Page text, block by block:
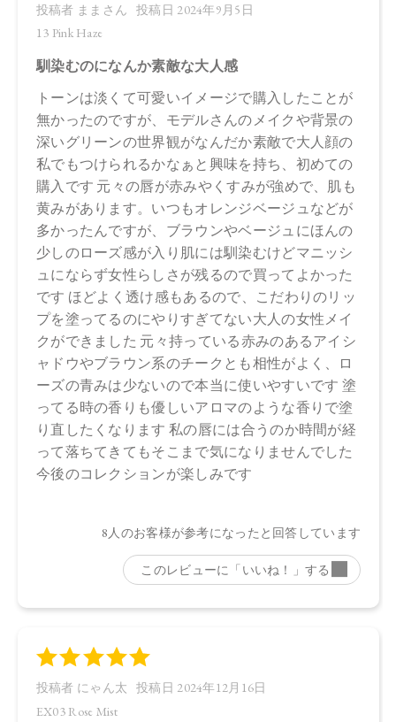
酸／カプリン酸）グリセリル、ダイマージリノール酸（フィ
トステリル／イソステアリル／セチル／ステアリル／ベヘニ
マワリ種子ロウ、シリカ、キャンデリラロウエキス、キャン
デリラロウ炭化水素、セスキイソステアリン酸ソルビタン、
ラベンダー油、ニオイテンジクアオイ油、ベルガモット果皮
油、ミツロウ、イランイラン花油、トコフェロール、水酸化
Ａｌ、アオモジ果実油、オプンチアフィクスインジカ種子
油、ホホバ種子油、ローズマリー葉油、オリーブ果実油、カ
ニナバラ果実油、マイカ、酸化チタン、黄４、赤２０２、酸
化鉄
・EX03 Rose Mist
トリイソステアリン酸ポリグリセリル－２、トリ（カプリル
酸／カプリン酸）グリセリル、ダイマージリノール酸（フィ
トステリル／イソステアリル／セチル／ステアリル／ベヘニ
ル）、スクワラン、ダイマージリノール酸水添ヒマシ油、ヒ
マワリ種子ロウ、シリカ、キャンデリラロウエキス、キャン
デリラロウ炭化水素、セスキイソステアリン酸ソルビタン、
ラベンダー油、ニオイテンジクアオイ油、ベルガモット果皮
油、ミツロウ、イランイラン花油、トコフェロール、アオモ
ジ果実油、水酸化Ａｌ、オプンチアフィクスインジカ種子
油、ホホバ種子油、ローズマリー葉油、オリーブ果実油、カ
ニナバラ果実油、マイカ、酸化鉄、酸化チタン、赤２０２、
・14 Cashmere Nude：4570106733776
・EX03 Rose Mist：4570106733783